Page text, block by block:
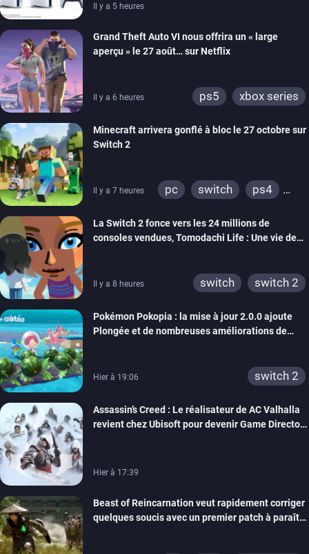
Il y a 5 heures
Grand Theft Auto VI nous offrira un « large
aperçu » le 27 août… sur Netflix
Il y a 6 heures ps5 xbox series
Minecraft arrivera gonflé à bloc le 27 octobre sur
Switch 2
Il y a 7 heures pc switch
ps4
wiiu
3ds
ps3
xbox 360
switch 2
La Switch 2 fonce vers les 24 millions de
consoles vendues, Tomodachi Life : Une vie de
Il y a 8 heures switch switch 2
Pokémon Pokopia : la mise à jour 2.0.0 ajoute
Plongée et de nombreuses améliorations de
Hier à 19:06 switch 2
Assassin’s Creed : Le réalisateur de AC Valhalla
revient chez Ubisoft pour devenir Game Director
Hier à 17:39
Beast of Reincarnation veut rapidement corriger
quelques soucis avec un premier patch à paraître